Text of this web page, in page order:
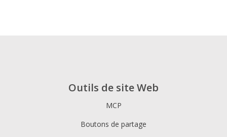
Outils de site Web
MCP
Boutons de partage